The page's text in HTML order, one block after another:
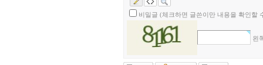
비밀글 (체크하면 글쓴이만 내용을 확인할
왼